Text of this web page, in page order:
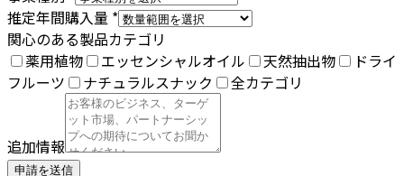
推定年間購入量 *
関心のある製品カテゴリ
薬用植物
エッセンシャルオイル 天然抽出物
ドライ
フルーツ
ナチュラルスナック 全カテゴリ
追加情報
申請を送信